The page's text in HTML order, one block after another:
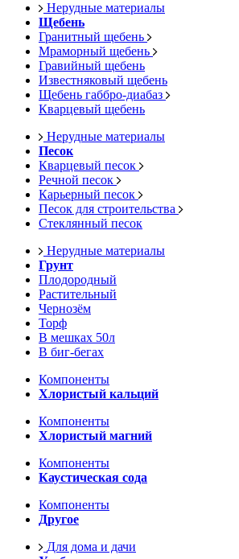
Нерудные материалы
Щебень
Гранитный щебень
Мраморный щебень
Гравийный щебень
Известняковый щебень
Щебень габбро-диабаз
Кварцевый щебень
Нерудные материалы
Песок
Кварцевый песок
Речной песок
Карьерный песок
Песок для строительства
Стеклянный песок
Нерудные материалы
Грунт
Плодородный
Растительный
Чернозём
Торф
В мешках 50л
В биг-бегах
Компоненты
Хлористый кальций
Компоненты
Хлористый магний
Компоненты
Каустическая сода
Компоненты
Другое
Для дома и дачи